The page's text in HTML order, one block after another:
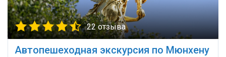
22 отзыва
Автопешеходная экскурсия по Мюнхену